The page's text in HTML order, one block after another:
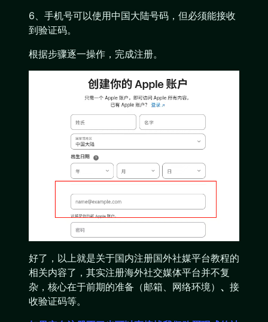
6、手机号可以使用中国大陆号码，但必须能接收
到验证码。
根据步骤逐一操作，完成注册。
好了，以上就是关于国内注册国外社媒平台教程的
相关内容了，其实注册海外社交媒体平台并不复
杂，核心在于前期的准备（邮箱、网络环境） 、 接
收验证码等。